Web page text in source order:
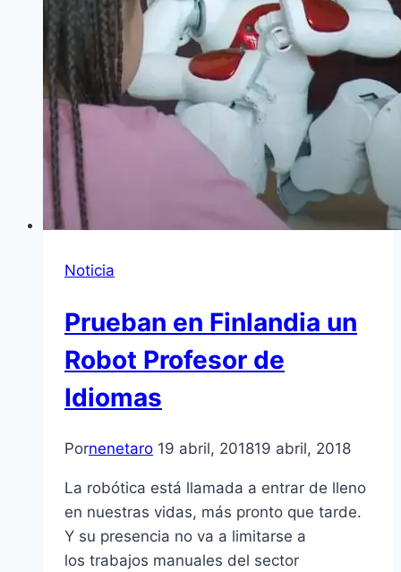
Noticia
Prueban en Finlandia un
Robot Profesor de
Idiomas
Pornenetaro 19 abril, 201819 abril, 2018
La robótica está llamada a entrar de lleno
en nuestras vidas, más pronto que tarde.
Y su presencia no va a limitarse a
los trabajos manuales del sector